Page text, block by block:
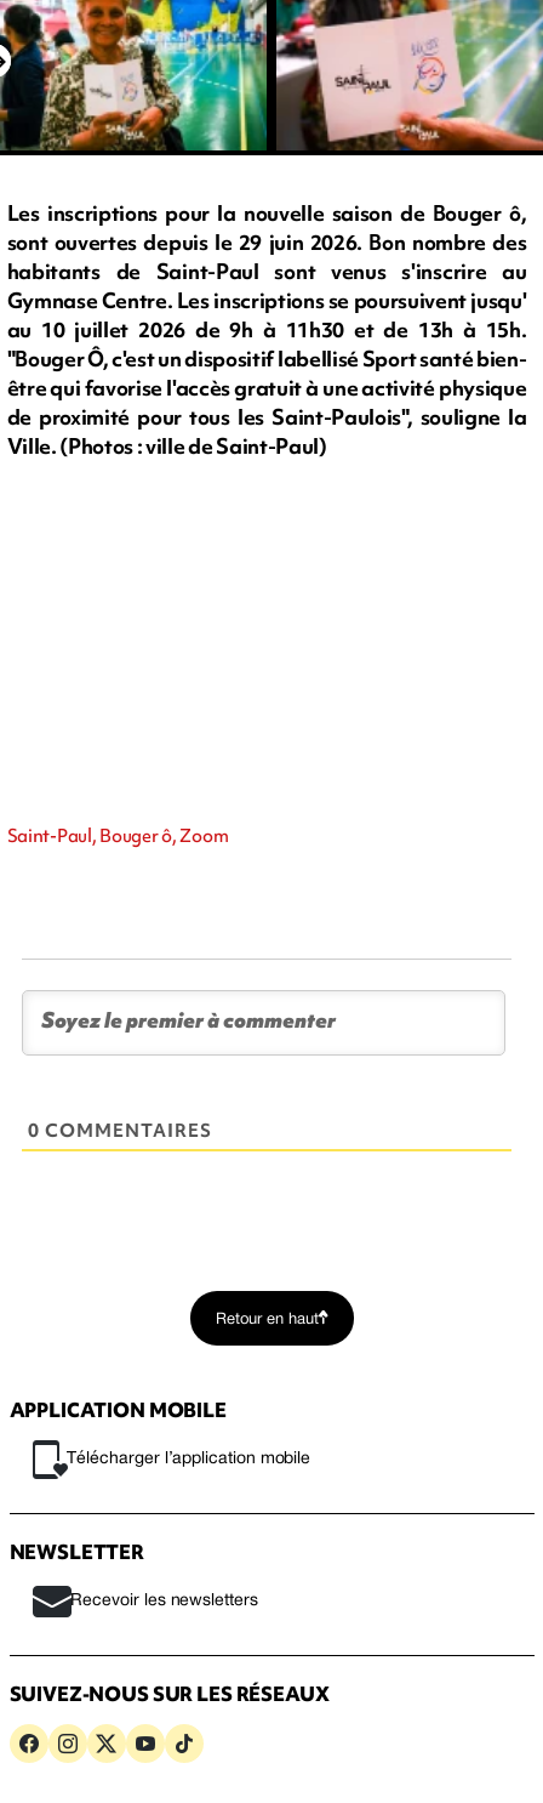
Les inscriptions pour la nouvelle saison de Bouger ô,
sont ouvertes depuis le 29 juin 2026. Bon nombre des
habitants de Saint-Paul sont venus s'inscrire au
Gymnase Centre. Les inscriptions se poursuivent jusqu'
au 10 juillet 2026 de 9h à 11h30 et de 13h à 15h.
"Bouger Ô, c'est un dispositif labellisé Sport santé bien-
être qui favorise l'accès gratuit à une activité physique
de proximité pour tous les Saint-Paulois", souligne la
Ville. (Photos : ville de Saint-Paul)
Saint-Paul, Bouger ô, Zoom
0 COMMENTAIRES
Retour en haut
APPLICATION MOBILE
Télécharger l’application mobile
NEWSLETTER
Recevoir les newsletters
SUIVEZ-NOUS SUR LES RÉSEAUX